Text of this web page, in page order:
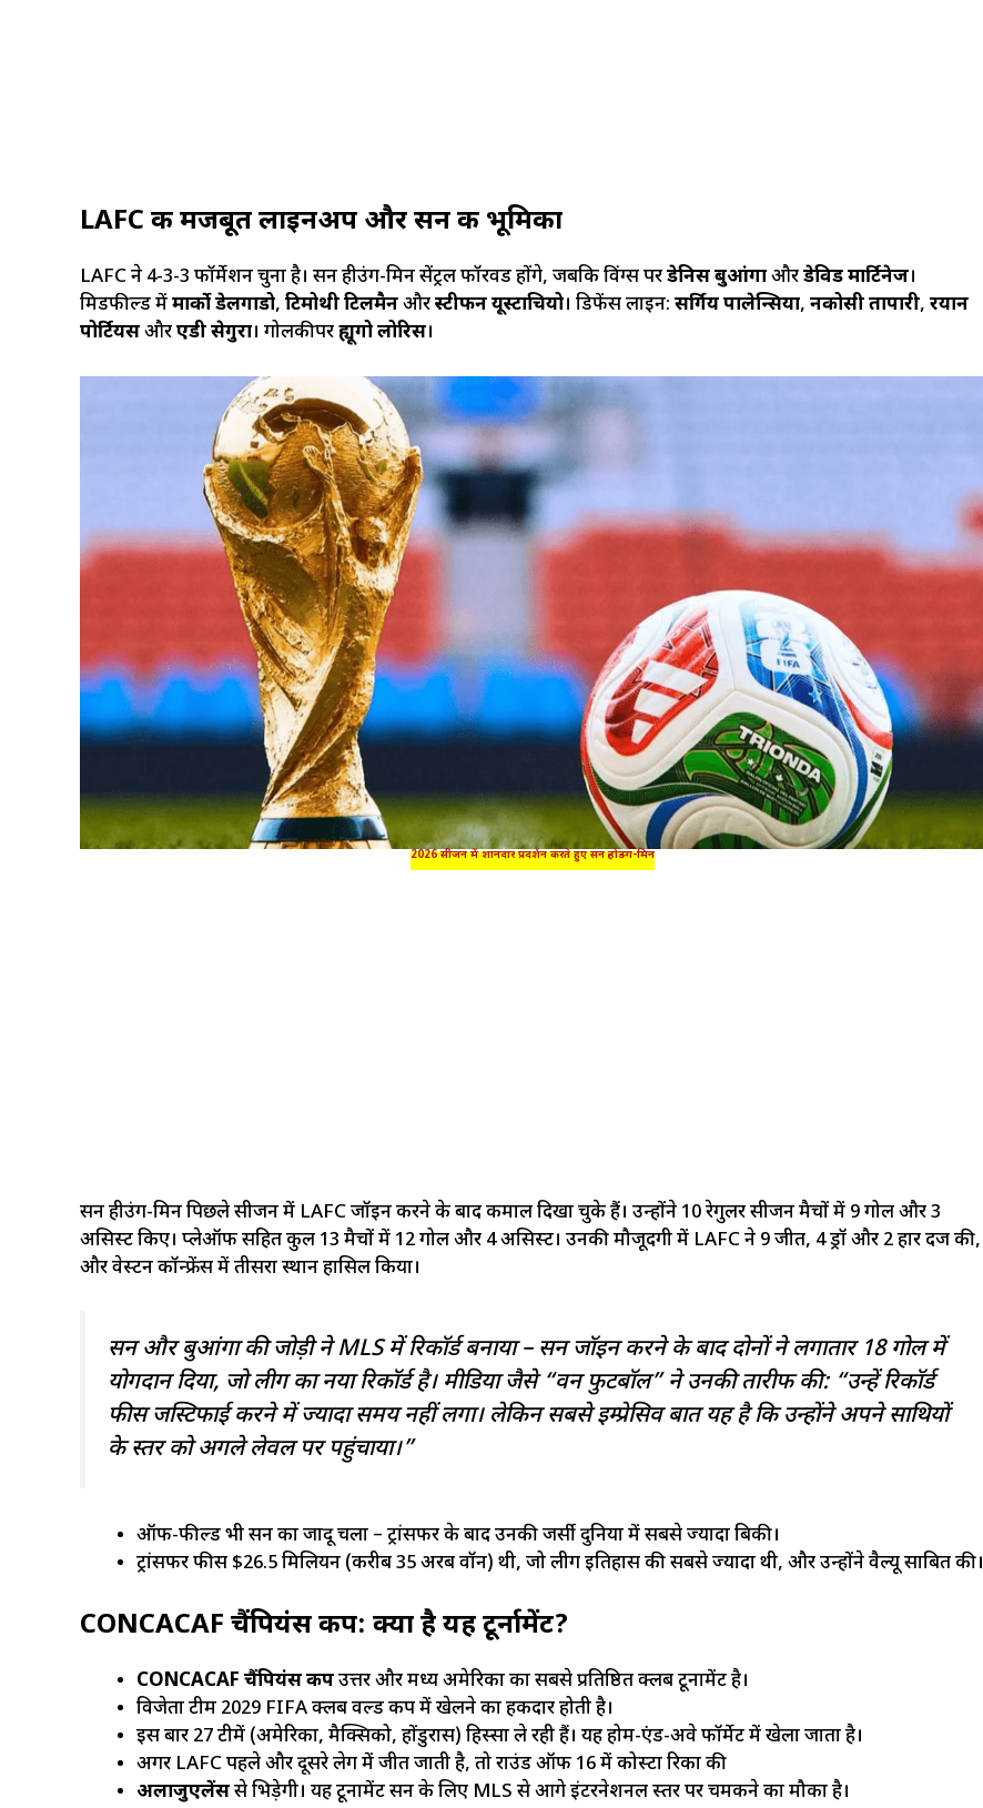
LAFC की मजबूत लाइनअप और सन की भूमिका
LAFC ने 4-3-3 फॉर्मेशन चुना है। सन हीउंग-मिन सेंट्रल फॉरवर्ड होंगे, जबकि विंग्स परडेनिस बुआंगाऔरडेविड मार्टिनेज।
मिडफील्ड मेंमार्को डेलगाडो, टिमोथी टिलमैनऔरस्टीफन यूस्टाचियो। डिफेंस लाइन: सर्गिय पालेन्सिया, नकोसी तापारी, रयान
पोर्टियसऔरएडी सेगुरा। गोलकीपरह्यूगो लोरिस।
2026 सीजन में शानदार प्रदर्शन करते हुए सन होङग-मिन
सन हीउंग-मिन पिछले सीजन में LAFC जॉइन करने के बाद कमाल दिखा चुके हैं। उन्होंने 10 रेगुलर सीजन मैचों में 9 गोल और 3
असिस्ट किए। प्लेऑफ सहित कुल 13 मैचों में 12 गोल और 4 असिस्ट। उनकी मौजूदगी में LAFC ने 9 जीत, 4 ड्रॉ और 2 हार दर्ज की,
और वेस्टर्न कॉन्फ्रेंस में तीसरा स्थान हासिल किया।
सन और बुआंगा की जोड़ी ने MLS में रिकॉर्ड बनाया – सन जॉइन करने के बाद दोनों ने लगातार 18 गोल में
योगदान दिया, जो लीग का नया रिकॉर्ड है। मीडिया जैसे “वन फुटबॉल” ने उनकी तारीफ की: “उन्हें रिकॉर्ड
फीस जस्टिफाई करने में ज्यादा समय नहीं लगा। लेकिन सबसे इम्प्रेसिव बात यह है कि उन्होंने अपने साथियों
के स्तर को अगले लेवल पर पहुंचाया।”
ऑफ-फील्ड भी सन का जादू चला – ट्रांसफर के बाद उनकी जर्सी दुनिया में सबसे ज्यादा बिकी।
ट्रांसफर फीस $26.5 मिलियन (करीब 35 अरब वॉन) थी, जो लीग इतिहास की सबसे ज्यादा थी, और उन्होंने वैल्यू साबित की।
CONCACAF चैंपियंस कप: क्या है यह टूर्नामेंट?
CONCACAF चैंपियंस कपउत्तर और मध्य अमेरिका का सबसे प्रतिष्ठित क्लब टूर्नामेंट है।
विजेता टीम 2029 FIFA क्लब वर्ल्ड कप में खेलने का हकदार होती है।
इस बार 27 टीमें (अमेरिका, मैक्सिको, होंडुरास) हिस्सा ले रही हैं। यह होम-एंड-अवे फॉर्मेट में खेला जाता है।
अगर LAFC पहले और दूसरे लेग में जीत जाती है, तो राउंड ऑफ 16 में कोस्टा रिका की
अलाजुएलेंससे भिड़ेगी। यह टूर्नामेंट सन के लिए MLS से आगे इंटरनेशनल स्तर पर चमकने का मौका है।